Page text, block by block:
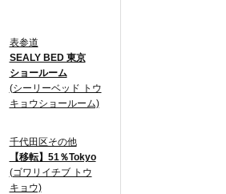
表参道
SEALY BED 東京
ショールーム
(シーリーベッド トウ
キョウショールーム)
千代田区その他
【移転】51％Tokyo
(ゴワリイチブ トウ
キョウ)